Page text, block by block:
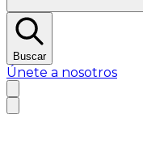
Buscar
Únete a nosotros